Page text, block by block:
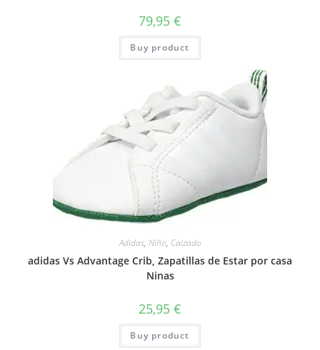
79,95 €
Buy product
Adidas, Niño, Calzado
adidas Vs Advantage Crib, Zapatillas de Estar por casa
Ninas
25,95 €
Buy product